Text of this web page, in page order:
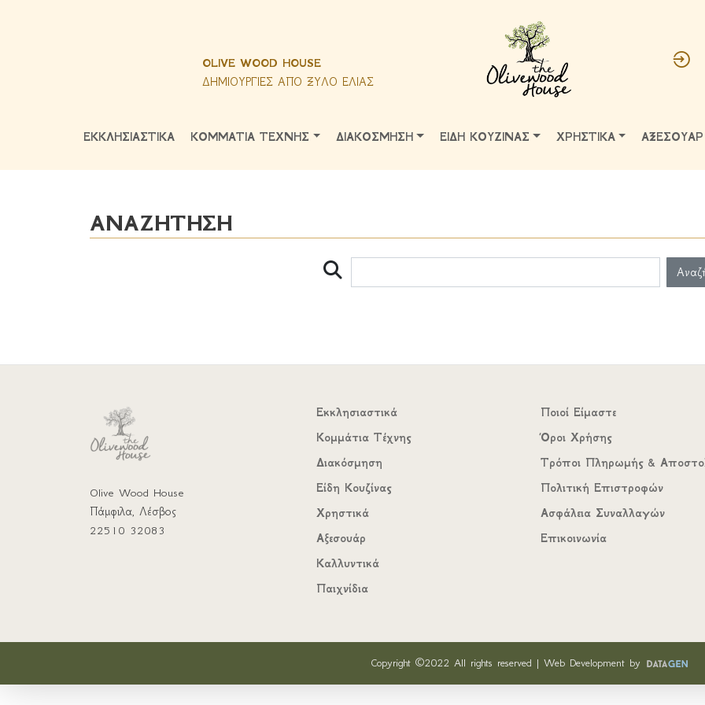
OLIVE WOOD HOUSE
ΔΗΜΙΟΥΡΓΙΕΣ ΑΠΟ ΞΥΛΟ ΕΛΙΑΣ
ΕΚΚΛΗΣΙΑΣΤΙΚΑ ΚΟΜΜΑΤΙΑ ΤΕΧΝΗΣ ΔΙΑΚΟΣΜΗΣΗ ΕΙΔΗ ΚΟΥΖΙΝΑΣ ΧΡΗΣΤΙΚΑ ΑΞΕΣΟΥΑΡ
ΑΝΑΖΗΤΗΣΗ
Olive Wood House
Πάμφιλα, Λέσβος
22510 32083
Εκκλησιαστικά
Κομμάτια Τέχνης
Διακόσμηση
Είδη Κουζίνας
Χρηστικά
Αξεσουάρ
Καλλυντικά
Παιχνίδια
Ποιοί Είμαστε
Όροι Χρήσης
Τρόποι Πληρωμής &
Πολιτική Επιστροφών
Ασφάλεια Συναλλαγών
Επικοινωνία
Copyright ©2022 All rights reserved | Web Development by